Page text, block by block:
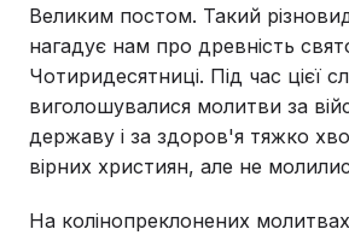
Великим постом. Такий
нагадує нам про древність
Чотиридесятниці. Під час цієї
виголошувалися молитви за
державу і за здоров'я тяжко
вірних християн, але не
На колінопреклонених